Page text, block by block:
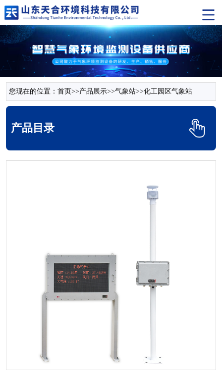
您现在的位置： 首页>>产品展示>>气象站>>化工园区气象站
产品目录